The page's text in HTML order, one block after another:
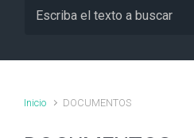
Inicio DOCUMENTOS